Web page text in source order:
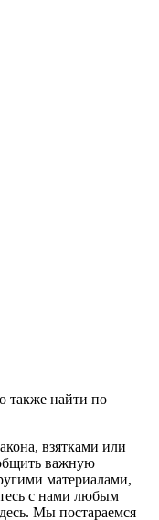
также найти по
взятками или
важную
материалами,
с нами любым
Мы постараемся